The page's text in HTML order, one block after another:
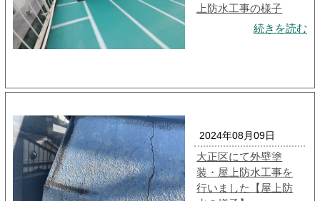
上防水工事の様子
続きを読む
2024年08月09日
大正区にて外壁塗
装・屋上防水工事を
行いました【屋上防